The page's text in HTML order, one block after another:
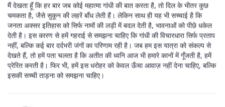
मैं देखता हूँ कि हर बार जब कोई महात्मा गांधी की बात करता है, तो दिल के भीतर कुछ
चमकता है, जैसे सुकून की लहरें बाँध लेती हैं। लेकिन साथ ही यह भी सच्चाई है कि
जनता अक्सर इतिहास को सिर्फ नामों की लड़ी में बदल देती है, भावनाओं को पीछे धकेल
देती है। इस कारण से हमें गहराई से समझना चाहिए कि गांधी की विचारधारा सिर्फ प्रताप
नहीं, बल्कि कई बार दर्दभरी जंगों का परिणाम रही है। जब हम इस यात्रा को संकल्प से
देखते हैं, तो हमें पता चलता है कि अतीत की ध्वनि आज भी हमारे कानों में गूँजती है, हमें
प्रेरित करती है। फिर भी, हमें इस धरोहर को केवल ऊँचा आवाज़ नहीं देना चाहिए, बल्कि
इसकी सच्ची ताड़ना को समझना चाहिए।